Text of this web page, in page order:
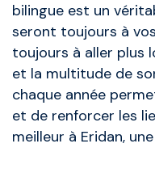
bilingue est un
seront toujours à
toujours à aller plus
et la multitude de
chaque année
et de renforcer les
meilleur à Eridan,